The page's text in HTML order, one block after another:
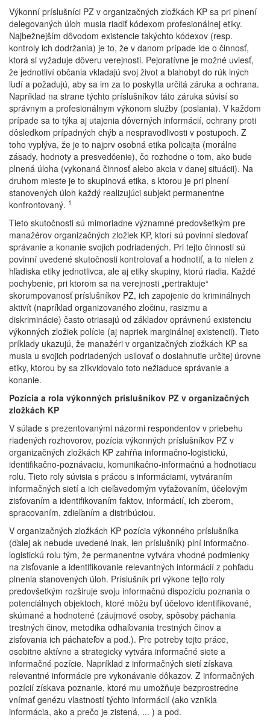
Výkonní príslušníci PZ v organizačných zložkách KP sa pri plnení
delegovaných úloh musia riadiť kódexom profesionálnej etiky.
Najbežnejším dôvodom existencie takýchto kódexov (resp.
kontroly ich dodržania) je to, že v danom prípade ide o činnosť,
ktorá si vyžaduje dôveru verejnosti. Pejoratívne je možné uviesť,
že jednotliví občania vkladajú svoj život a blahobyt do rúk iných
ľudí a požadujú, aby sa im za to poskytla určitá záruka a ochrana.
Napríklad na strane týchto príslušníkov táto záruka súvisí so
správnym a profesionálnym výkonom služby (poslania). V každom
prípade sa to týka aj utajenia dôverných informácií, ochrany proti
dôsledkom prípadných chýb a nespravodlivosti v postupoch. Z
toho vyplýva, že je to najprv osobná etika policajta (morálne
zásady, hodnoty a presvedčenie), čo rozhodne o tom, ako bude
plnená úloha (vykonaná činnosť alebo akcia v danej situácii). Na
druhom mieste je to skupinová etika, s ktorou je pri plnení
stanovených úloh každý realizujúci subjekt permanentne
konfrontovaný. 1
Tieto skutočnosti sú mimoriadne významné predovšetkým pre
manažérov organizačných zložiek KP, ktorí sú povinní sledovať
správanie a konanie svojich podriadených. Pri tejto činnosti sú
povinní uvedené skutočnosti kontrolovať a hodnotiť, a to nielen z
hľadiska etiky jednotlivca, ale aj etiky skupiny, ktorú riadia. Každé
pochybenie, pri ktorom sa na verejnosti „pertraktuje“
skorumpovanosť príslušníkov PZ, ich zapojenie do kriminálnych
aktivít (napríklad organizovaného zločinu, rasizmu a
diskriminácie) často otriasajú od základov oprávnenú existenciu
výkonných zložiek polície (aj napriek marginálnej existencii). Tieto
príklady ukazujú, že manažéri v organizačných zložkách KP sa
musia u svojich podriadených usilovať o dosiahnutie určitej úrovne
etiky, ktorou by sa zlikvidovalo toto nežiaduce správanie a
konanie.
Pozícia a rola výkonných príslušníkov PZ v organizačných
zložkách KP
V súlade s prezentovanými názormi respondentov v priebehu
riadených rozhovorov, pozícia výkonných príslušníkov PZ v
organizačných zložkách KP zahŕňa informačno-logistickú,
identifikačno-poznávaciu, komunikačno-informačnú a hodnotiacu
rolu. Tieto roly súvisia s prácou s informáciami, vytváraním
informačných sietí a ich cieľavedomým vyťažovaním, účelovým
zisťovaním a identifikovaním faktov, informácií, ich zberom,
spracovaním, zdieľaním a distribúciou.
V organizačných zložkách KP pozícia výkonného príslušníka
(ďalej ak nebude uvedené inak, len príslušník) plní informačno-
logistickú rolu tým, že permanentne vytvára vhodné podmienky
na zisťovanie a identifikovanie relevantných informácií z pohľadu
plnenia stanovených úloh. Príslušník pri výkone tejto roly
predovšetkým rozširuje svoju informačnú dispozíciu poznania o
potenciálnych objektoch, ktoré môžu byť účelovo identifikované,
skúmané a hodnotené (záujmové osoby, spôsoby páchania
trestných činov, metodika odhaľovania trestných činov a
zisťovania ich páchateľov a pod.). Pre potreby tejto práce,
osobitne aktívne a strategicky vytvára informačné siete a
informačné pozície. Napríklad z informačných sietí získava
relevantné informácie pre vykonávanie dôkazov. Z informačných
pozícií získava poznanie, ktoré mu umožňuje bezprostredne
vnímať genézu vlastností týchto informácií (ako vznikla
informácia, ako a prečo je zistená, ... ) a pod.